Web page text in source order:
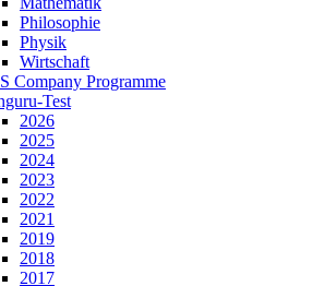
Philosophie
Physik
Wirtschaft
Company Programme
Test
2026
2025
2024
2023
2022
2021
2019
2018
2017